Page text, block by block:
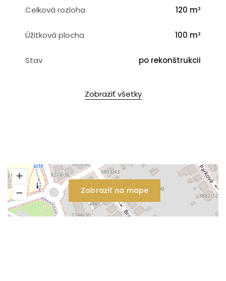
Celková rozloha 120 m²
Úžitková plocha 100 m²
Stav po rekonštrukcii
Zobraziť všetky
Zobraziť na mape
+
–